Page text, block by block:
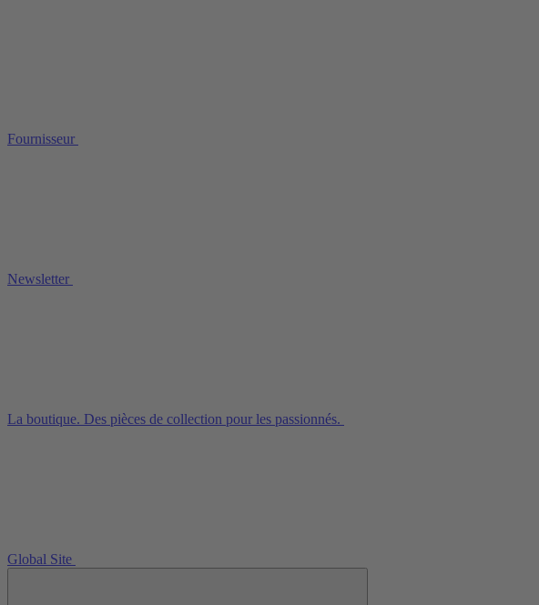
Fournisseur
Newsletter
La boutique. Des pièces de collection pour les passionnés.
Global Site